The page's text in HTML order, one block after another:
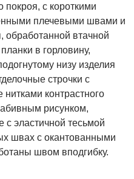
покроя, с короткими
плечевыми швами и
втачной
в горловину,
низу изделия
строчки с
контрастного
рисунком,
эластичной тесьмой
швах с окантованными
швом вподгибку.